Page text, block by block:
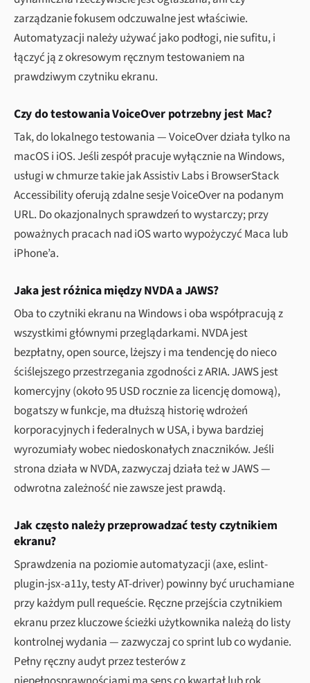
zarządzanie fokusem odczuwalne jest właściwie.
Automatyzacji należy używać jako podłogi, nie sufitu, i
łączyć ją z okresowym ręcznym testowaniem na
prawdziwym czytniku ekranu.
Czy do testowania VoiceOver potrzebny jest Mac?
Tak, do lokalnego testowania — VoiceOver działa tylko na
macOS i iOS. Jeśli zespół pracuje wyłącznie na Windows,
usługi w chmurze takie jak Assistiv Labs i BrowserStack
Accessibility oferują zdalne sesje VoiceOver na podanym
URL. Do okazjonalnych sprawdzeń to wystarczy; przy
poważnych pracach nad iOS warto wypożyczyć Maca lub
iPhone’a.
Jaka jest różnica między NVDA a JAWS?
Oba to czytniki ekranu na Windows i oba współpracują z
wszystkimi głównymi przeglądarkami. NVDA jest
bezpłatny, open source, lżejszy i ma tendencję do nieco
ściślejszego przestrzegania zgodności z ARIA. JAWS jest
komercyjny (około 95 USD rocznie za licencję domową),
bogatszy w funkcje, ma dłuższą historię wdrożeń
korporacyjnych i federalnych w USA, i bywa bardziej
wyrozumiały wobec niedoskonałych znaczników. Jeśli
strona działa w NVDA, zazwyczaj działa też w JAWS —
odwrotna zależność nie zawsze jest prawdą.
Jak często należy przeprowadzać testy czytnikiem
ekranu?
Sprawdzenia na poziomie automatyzacji (axe, eslint-
plugin-jsx-a11y, testy AT-driver) powinny być uruchamiane
przy każdym pull requeście. Ręczne przejścia czytnikiem
ekranu przez kluczowe ścieżki użytkownika należą do listy
kontrolnej wydania — zazwyczaj co sprint lub co wydanie.
Pełny ręczny audyt przez testerów z